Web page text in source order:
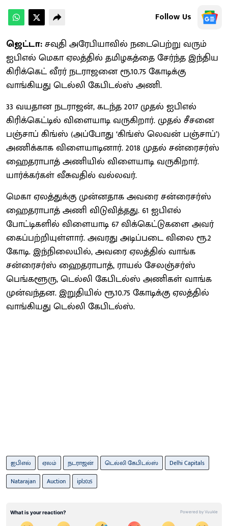
Follow Us
ஜெட்டா:சவுதி அரேபியாவில் நடைபெற்று வரும்
ஐபிஎல் மெகா ஏலத்தில் தமிழகத்தை சேர்ந்த இந்திய
கிரிக்கெட் வீரர் நடராஜனை ரூ.10.75 கோடிக்கு
வாங்கியது டெல்லி கேபிடல்ஸ் அணி.
33 வயதான நடராஜன், கடந்த 2017 முதல் ஐபிஎல்
கிரிக்கெட்டில் விளையாடி வருகிறார். முதல் சீசனை
பஞ்சாப் கிங்ஸ் (அப்போது ‘கிங்ஸ் லெவன் பஞ்சாப்’)
அணிக்காக விளையாடினார். 2018 முதல் சன்ரைசர்ஸ்
ஹைதராபாத் அணியில் விளையாடி வருகிறார்.
யார்க்கர்கள் வீசுவதில் வல்லவர்.
மெகா ஏலத்துக்கு முன்னதாக அவரை சன்ரைசர்ஸ்
ஹைதராபாத் அணி விடுவித்தது. 61 ஐபிஎல்
போட்டிகளில் விளையாடி 67 விக்கெட்டுகளை அவர்
கைப்பற்றியுள்ளார். அவரது அடிப்படை விலை ரூ.2
கோடி. இந்நிலையில், அவரை ஏலத்தில் வாங்க
சன்ரைசர்ஸ் ஹைதராபாத், ராயல் சேலஞ்சர்ஸ்
பெங்களூரு, டெல்லி கேபிடல்ஸ் அணிகள் வாங்க
முன்வந்தன. இறுதியில் ரூ.10.75 கோடிக்கு ஏலத்தில்
வாங்கியது டெல்லி கேபிடல்ஸ்.
ஐபிஎல் ஏலம் நடராஜன் டெல்லி கேபிடல்ஸ்
Delhi Capitals
Natarajan
Auction ipl2025